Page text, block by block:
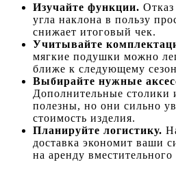
Изучайте функции.
угла наклона в пользу
снижает итоговый чек.
Учитывайте
мягкие подушки можно
ближе к следующему
Выбирайте нужные
Дополнительные столики
полезны, но они сильно
стоимость изделия.
Планируйте логистику.
доставка экономит ваши
на аренду вместительного